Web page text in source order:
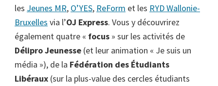
les Jeunes MR, O’YES, ReForm et les RYD Wallonie-
Bruxelles via l’OJ Express. Vous y découvrirez
également quatre « focus » sur les activités de
Délipro Jeunesse (et leur animation « Je suis un
média »), de la Fédération des Étudiants
Libéraux (sur la plus-value des cercles étudiants